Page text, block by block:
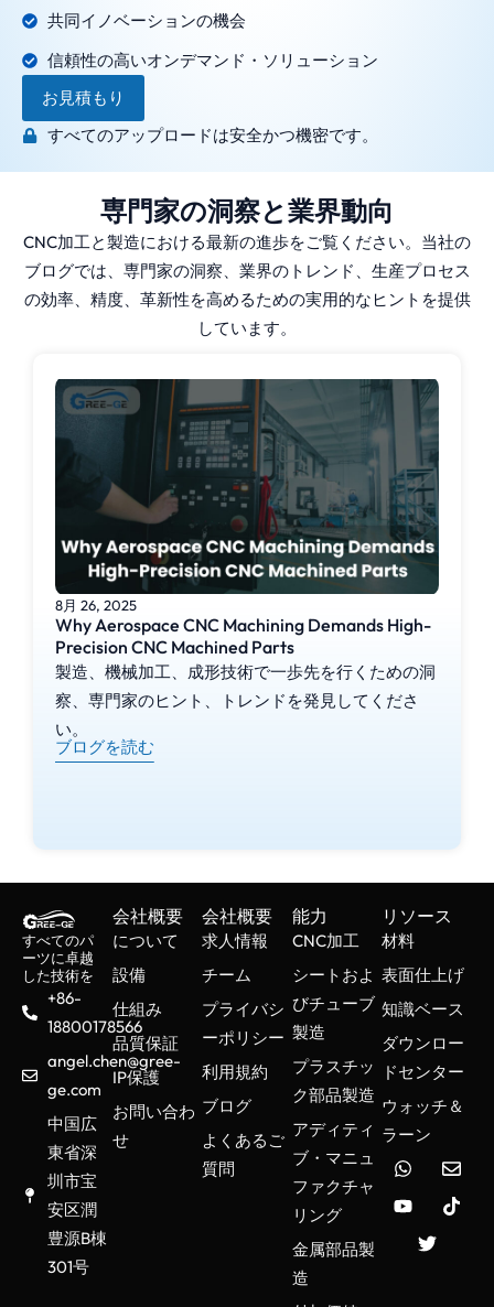
共同イノベーションの機会
信頼性の高いオンデマンド・ソリューション
お見積もり
すべてのアップロードは安全かつ機密です。
専門家の洞察と業界動向
CNC加工と製造における最新の進歩をご覧ください。当社の
ブログでは、専門家の洞察、業界のトレンド、生産プロセス
の効率、精度、革新性を高めるための実用的なヒントを提供
しています。
8月 26, 2025
Why Aerospace CNC Machining Demands High-
Precision CNC Machined Parts
製造、機械加工、成形技術で一歩先を行くための洞
察、専門家のヒント、トレンドを発見してくださ
い。
ブログを読む
すべてのパ
ーツに卓越
した技術を
+86-
18800178566
angel.chen@gree-
ge.com
中国広
東省深
圳市宝
安区潤
豊源B棟
301号
会社概要
について
設備
仕組み
品質保証
IP保護
お問い合わ
せ
会社概要
求人情報
チーム
プライバシ
ーポリシー
利用規約
ブログ
よくあるご
質問
能力
CNC加工
シートおよ
びチューブ
製造
プラスチッ
ク部品製造
アディティ
ブ・マニュ
ファクチャ
リング
金属部品製
造
リソース
材料
表面仕上げ
知識ベース
ダウンロー
ドセンター
ウォッチ＆
ラーン